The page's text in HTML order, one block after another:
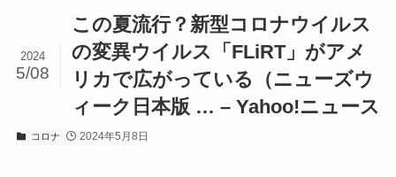
この夏流行？新型コロナウイルス
の変異ウイルス「FLiRT」がアメ
リカで広がっている（ニューズウ
ィーク日本版 … – Yahoo!ニュース
2024
5/08
コロナ 2024年5月8日